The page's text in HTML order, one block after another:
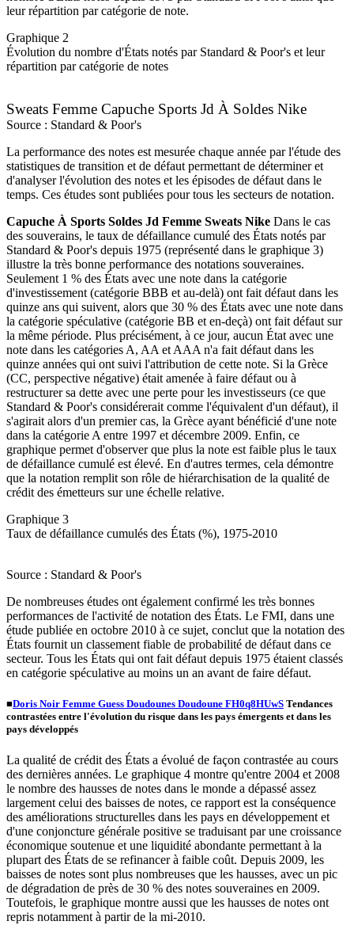
leur répartition par catégorie de note.
Graphique 2
Évolution du nombre d'États notés par Standard & Poor's et leur
répartition par catégorie de notes
Sweats Femme Capuche Sports Jd À Soldes Nike
Source : Standard & Poor's
La performance des notes est mesurée chaque année par l'étude des
statistiques de transition et de défaut permettant de déterminer et
d'analyser l'évolution des notes et les épisodes de défaut dans le
temps. Ces études sont publiées pour tous les secteurs de notation.
Capuche À Sports Soldes Jd Femme Sweats Nike Dans le cas
des souverains, le taux de défaillance cumulé des États notés par
Standard & Poor's depuis 1975 (représenté dans le graphique 3)
illustre la très bonne performance des notations souveraines.
Seulement 1 % des États avec une note dans la catégorie
d'investissement (catégorie BBB et au-delà) ont fait défaut dans les
quinze ans qui suivent, alors que 30 % des États avec une note dans
la catégorie spéculative (catégorie BB et en-deçà) ont fait défaut sur
la même période. Plus précisément, à ce jour, aucun État avec une
note dans les catégories A, AA et AAA n'a fait défaut dans les
quinze années qui ont suivi l'attribution de cette note. Si la Grèce
(CC, perspective négative) était amenée à faire défaut ou à
restructurer sa dette avec une perte pour les investisseurs (ce que
Standard & Poor's considérerait comme l'équivalent d'un défaut), il
s'agirait alors d'un premier cas, la Grèce ayant bénéficié d'une note
dans la catégorie A entre 1997 et décembre 2009. Enfin, ce
graphique permet d'observer que plus la note est faible plus le taux
de défaillance cumulé est élevé. En d'autres termes, cela démontre
que la notation remplit son rôle de hiérarchisation de la qualité de
crédit des émetteurs sur une échelle relative.
Graphique 3
Taux de défaillance cumulés des États (%), 1975-2010
Source : Standard & Poor's
De nombreuses études ont également confirmé les très bonnes
performances de l'activité de notation des États. Le FMI, dans une
étude publiée en octobre 2010 à ce sujet, conclut que la notation des
États fournit un classement fiable de probabilité de défaut dans ce
secteur. Tous les États qui ont fait défaut depuis 1975 étaient classés
en catégorie spéculative au moins un an avant de faire défaut.
■Doris Noir Femme Guess Doudounes Doudoune FH0q8HUwS Tendances
contrastées entre l'évolution du risque dans les pays émergents et dans les
pays développés
La qualité de crédit des États a évolué de façon contrastée au cours
des dernières années. Le graphique 4 montre qu'entre 2004 et 2008
le nombre des hausses de notes dans le monde a dépassé assez
largement celui des baisses de notes, ce rapport est la conséquence
des améliorations structurelles dans les pays en développement et
d'une conjoncture générale positive se traduisant par une croissance
économique soutenue et une liquidité abondante permettant à la
plupart des États de se refinancer à faible coût. Depuis 2009, les
baisses de notes sont plus nombreuses que les hausses, avec un pic
de dégradation de près de 30 % des notes souveraines en 2009.
Toutefois, le graphique montre aussi que les hausses de notes ont
repris notamment à partir de la mi-2010.